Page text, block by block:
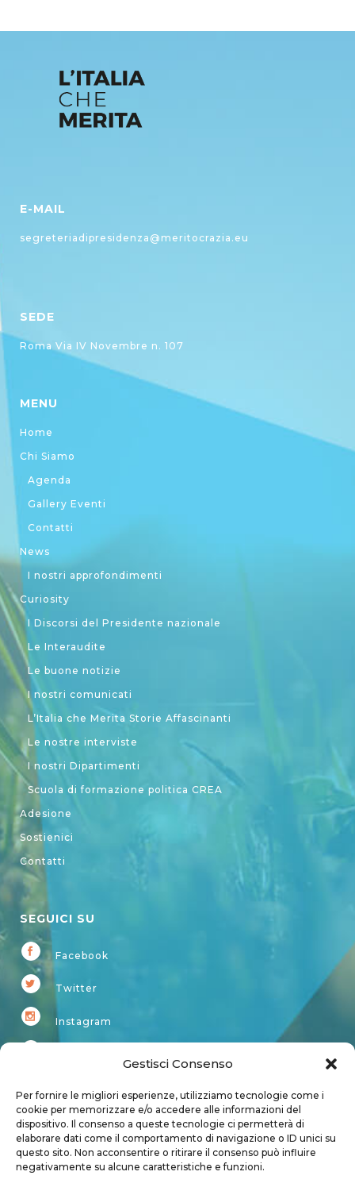
Gestisci Consenso
Per fornire le migliori esperienze, utilizziamo tecnologie come i
cookie per memorizzare e/o accedere alle informazioni del
dispositivo. Il consenso a queste tecnologie ci permetterà di
elaborare dati come il comportamento di navigazione o ID unici su
questo sito. Non acconsentire o ritirare il consenso può influire
negativamente su alcune caratteristiche e funzioni.
E-MAIL
segreteriadipresidenza@meritocrazia.eu
SEDE
Roma Via IV Novembre n. 107
MENU
Home
Chi Siamo
Agenda
Gallery Eventi
Contatti
News
I nostri approfondimenti
Curiosity
I Discorsi del Presidente nazionale
Le Interaudite
Le buone notizie
I nostri comunicati
L’Italia che Merita Storie Affascinanti
Le nostre interviste
I nostri Dipartimenti
Scuola di formazione politica CREA
Adesione
Sostienici
Contatti
SEGUICI SU
Facebook
Twitter
Instagram
Account
Login